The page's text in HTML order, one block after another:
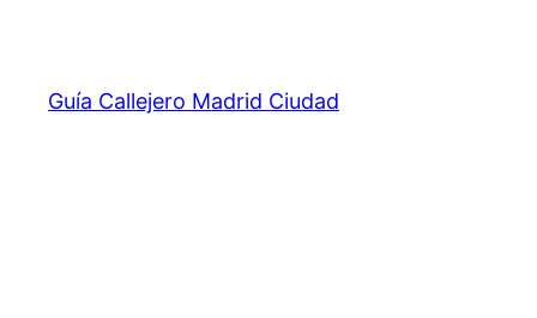
contenido
Guía Callejero Madrid Ciudad